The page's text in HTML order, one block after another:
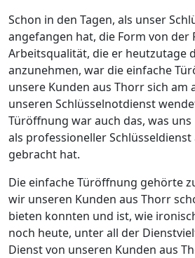
Schon in den Tagen, als unser
angefangen hat, die Form von
Arbeitsqualität, die er heutzutage
anzunehmen, war die einfache
unsere Kunden aus Thorr sich am
unseren Schlüsselnotdienst
Türöffnung war auch das, was
als professioneller
gebracht hat.
Die einfache Türöffnung gehörte
wir unseren Kunden aus Thorr
bieten konnten und ist, wie
noch heute, unter all der
Dienst von unseren Kunden aus